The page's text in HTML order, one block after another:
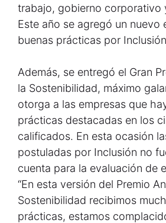
trabajo, gobierno corporativo
Este año se agregó un nuevo
buenas prácticas por
Además, se entregó el Gran
la Sostenibilidad, máximo
otorga a las empresas que
prácticas destacadas en los
calificados. En esta ocasión
postuladas por Inclusión no
cuenta para la evaluación de
“En esta versión del Premio
Sostenibilidad recibimos
prácticas, estamos